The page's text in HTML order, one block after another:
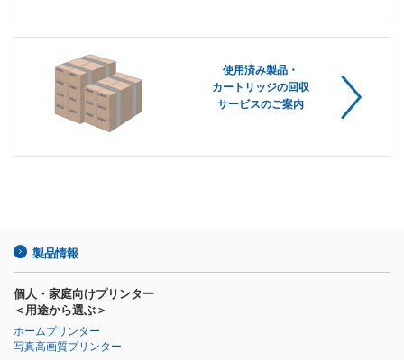
使用済み製品・
カートリッジの回収
サービスのご案内
製品情報
個人・家庭向けプリンター
＜用途から選ぶ＞
ホームプリンター
写真高画質プリンター